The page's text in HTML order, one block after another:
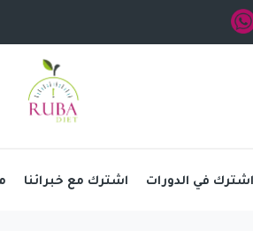
اشترك في الدورات اشترك مع خبرائنا